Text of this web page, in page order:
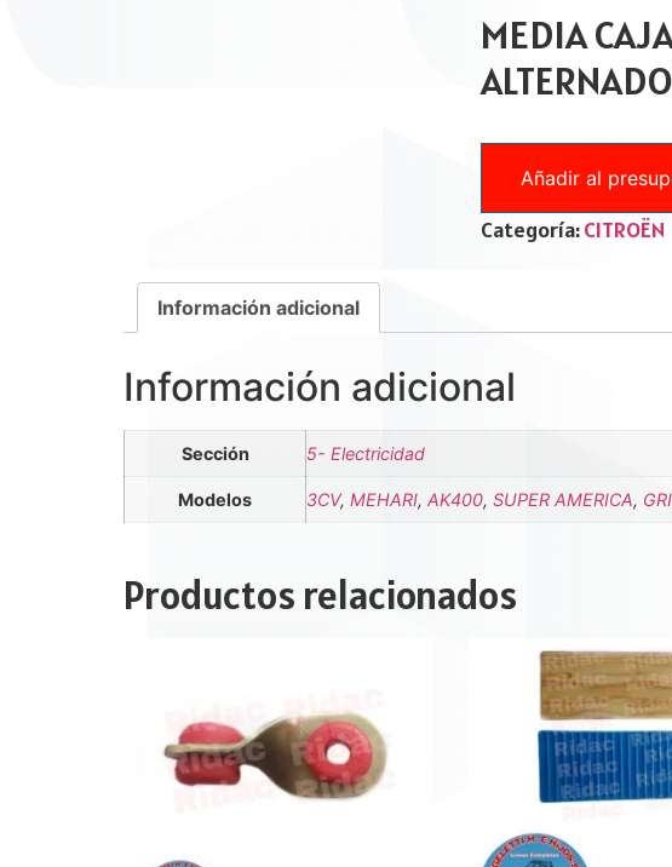
MEDIA
Añadir al
Categoría:CITROËN
Información adicional
Información adicional
Sección 5- Electricidad
Modelos 3CV, MEHARI, AK400, SUPER AMERICA,
Productos relacionados